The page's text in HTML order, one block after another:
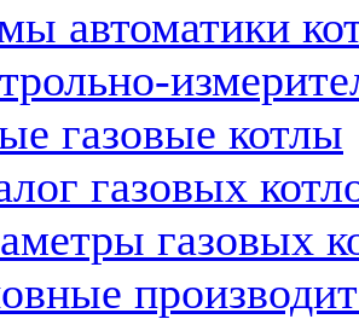
автоматики
газовые котлы
газовых
газовых